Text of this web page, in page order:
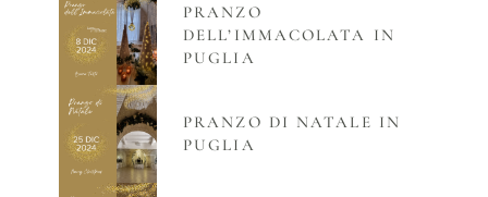
PRANZO
DELL’IMMACOLATA IN
PUGLIA
PRANZO DI NATALE IN
PUGLIA